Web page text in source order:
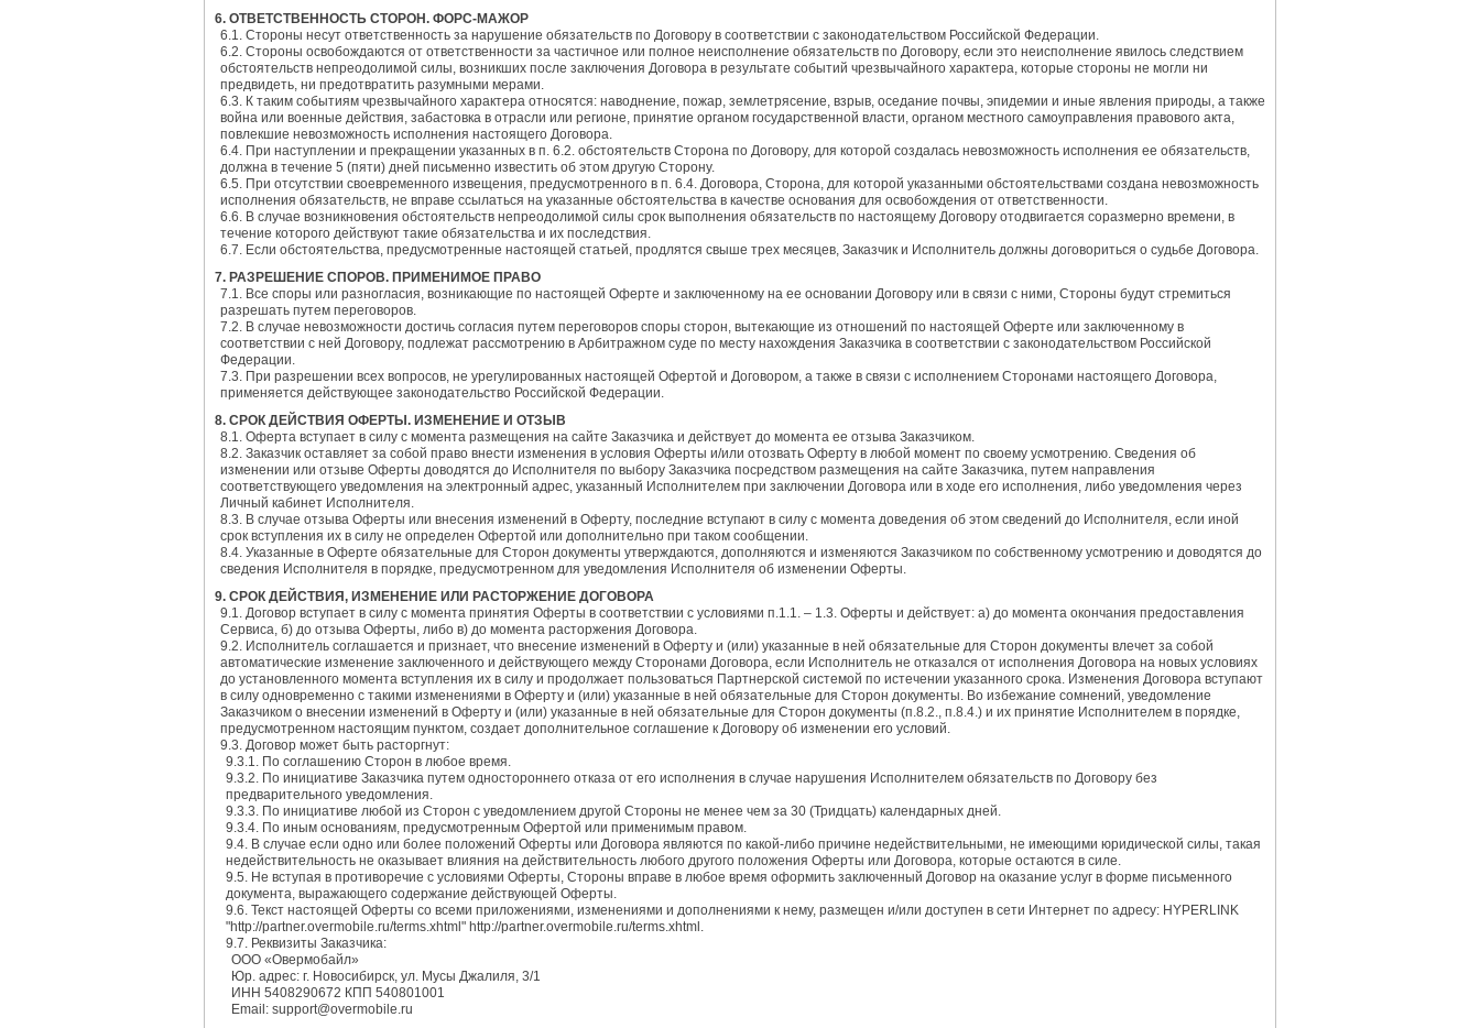
6. ОТВЕТСТВЕННОСТЬ СТОРОН. ФОРС-МАЖОР
6.1. Стороны несут ответственность за нарушение обязательств по Договору в соответствии с законодательством Российской Федерации.
6.2. Стороны освобождаются от ответственности за частичное или полное неисполнение обязательств по Договору, если это неисполнение явилось следствием
обстоятельств непреодолимой силы, возникших после заключения Договора в результате событий чрезвычайного характера, которые стороны не могли ни
предвидеть, ни предотвратить разумными мерами.
6.3. К таким событиям чрезвычайного характера относятся: наводнение, пожар, землетрясение, взрыв, оседание почвы, эпидемии и иные явления природы, а также
война или военные действия, забастовка в отрасли или регионе, принятие органом государственной власти, органом местного самоуправления правового акта,
повлекшие невозможность исполнения настоящего Договора.
6.4. При наступлении и прекращении указанных в п. 6.2. обстоятельств Сторона по Договору, для которой создалась невозможность исполнения ее обязательств,
должна в течение 5 (пяти) дней письменно известить об этом другую Сторону.
6.5. При отсутствии своевременного извещения, предусмотренного в п. 6.4. Договора, Сторона, для которой указанными обстоятельствами создана невозможность
исполнения обязательств, не вправе ссылаться на указанные обстоятельства в качестве основания для освобождения от ответственности.
6.6. В случае возникновения обстоятельств непреодолимой силы срок выполнения обязательств по настоящему Договору отодвигается соразмерно времени, в
течение которого действуют такие обязательства и их последствия.
6.7. Если обстоятельства, предусмотренные настоящей статьей, продлятся свыше трех месяцев, Заказчик и Исполнитель должны договориться о судьбе Договора.
7. РАЗРЕШЕНИЕ СПОРОВ. ПРИМЕНИМОЕ ПРАВО
7.1. Все споры или разногласия, возникающие по настоящей Оферте и заключенному на ее основании Договору или в связи с ними, Стороны будут стремиться
разрешать путем переговоров.
7.2. В случае невозможности достичь согласия путем переговоров споры сторон, вытекающие из отношений по настоящей Оферте или заключенному в
соответствии с ней Договору, подлежат рассмотрению в Арбитражном суде по месту нахождения Заказчика в соответствии с законодательством Российской
Федерации.
7.3. При разрешении всех вопросов, не урегулированных настоящей Офертой и Договором, а также в связи с исполнением Сторонами настоящего Договора,
применяется действующее законодательство Российской Федерации.
8. СРОК ДЕЙСТВИЯ ОФЕРТЫ. ИЗМЕНЕНИЕ И ОТЗЫВ
8.1. Оферта вступает в силу с момента размещения на сайте Заказчика и действует до момента ее отзыва Заказчиком.
8.2. Заказчик оставляет за собой право внести изменения в условия Оферты и/или отозвать Оферту в любой момент по своему усмотрению. Сведения об
изменении или отзыве Оферты доводятся до Исполнителя по выбору Заказчика посредством размещения на сайте Заказчика, путем направления
соответствующего уведомления на электронный адрес, указанный Исполнителем при заключении Договора или в ходе его исполнения, либо уведомления через
Личный кабинет Исполнителя.
8.3. В случае отзыва Оферты или внесения изменений в Оферту, последние вступают в силу с момента доведения об этом сведений до Исполнителя, если иной
срок вступления их в силу не определен Офертой или дополнительно при таком сообщении.
8.4. Указанные в Оферте обязательные для Сторон документы утверждаются, дополняются и изменяются Заказчиком по собственному усмотрению и доводятся до
сведения Исполнителя в порядке, предусмотренном для уведомления Исполнителя об изменении Оферты.
9. СРОК ДЕЙСТВИЯ, ИЗМЕНЕНИЕ ИЛИ РАСТОРЖЕНИЕ ДОГОВОРА
9.1. Договор вступает в силу с момента принятия Оферты в соответствии с условиями п.1.1. – 1.3. Оферты и действует: а) до момента окончания предоставления
Сервиса, б) до отзыва Оферты, либо в) до момента расторжения Договора.
9.2. Исполнитель соглашается и признает, что внесение изменений в Оферту и (или) указанные в ней обязательные для Сторон документы влечет за собой
автоматические изменение заключенного и действующего между Сторонами Договора, если Исполнитель не отказался от исполнения Договора на новых условиях
до установленного момента вступления их в силу и продолжает пользоваться Партнерской системой по истечении указанного срока. Изменения Договора вступают
в силу одновременно с такими изменениями в Оферту и (или) указанные в ней обязательные для Сторон документы. Во избежание сомнений, уведомление
Заказчиком о внесении изменений в Оферту и (или) указанные в ней обязательные для Сторон документы (п.8.2., п.8.4.) и их принятие Исполнителем в порядке,
предусмотренном настоящим пунктом, создает дополнительное соглашение к Договору об изменении его условий.
9.3. Договор может быть расторгнут:
9.3.1. По соглашению Сторон в любое время.
9.3.2. По инициативе Заказчика путем одностороннего отказа от его исполнения в случае нарушения Исполнителем обязательств по Договору без
предварительного уведомления.
9.3.3. По инициативе любой из Сторон с уведомлением другой Стороны не менее чем за 30 (Тридцать) календарных дней.
9.3.4. По иным основаниям, предусмотренным Офертой или применимым правом.
9.4. В случае если одно или более положений Оферты или Договора являются по какой-либо причине недействительными, не имеющими юридической силы, такая
недействительность не оказывает влияния на действительность любого другого положения Оферты или Договора, которые остаются в силе.
9.5. Не вступая в противоречие с условиями Оферты, Стороны вправе в любое время оформить заключенный Договор на оказание услуг в форме письменного
документа, выражающего содержание действующей Оферты.
9.6. Текст настоящей Оферты со всеми приложениями, изменениями и дополнениями к нему, размещен и/или доступен в сети Интернет по адресу: HYPERLINK
"http://partner.overmobile.ru/terms.xhtml" http://partner.overmobile.ru/terms.xhtml.
9.7. Реквизиты Заказчика:
ООО «Овермобайл»
Юр. адрес: г. Новосибирск, ул. Мусы Джалиля, 3/1
ИНН 5408290672 КПП 540801001
Email: support@overmobile.ru